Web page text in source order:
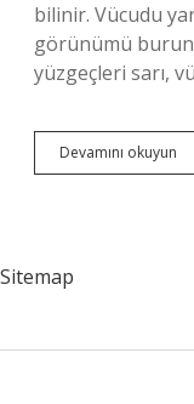
bilinir. Vücudu
görünümü
yüzgeçleri sarı,
Devamını okuyun
Sitemap